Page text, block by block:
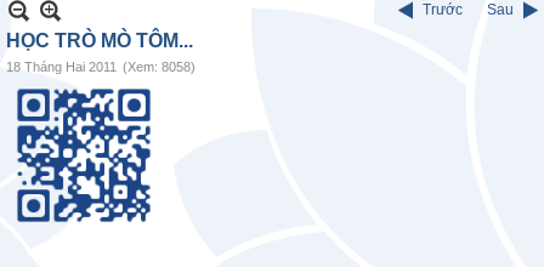
Trước Sau
HỌC TRÒ MÒ TÔM...
18 Tháng Hai 2011 (Xem: 8058)